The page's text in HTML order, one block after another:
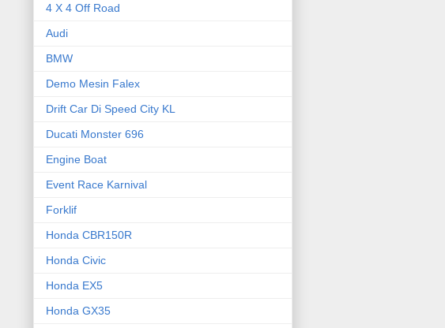
4 X 4 Off Road
Audi
BMW
Demo Mesin Falex
Drift Car Di Speed City KL
Ducati Monster 696
Engine Boat
Event Race Karnival
Forklif
Honda CBR150R
Honda Civic
Honda EX5
Honda GX35